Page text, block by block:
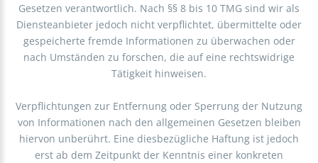
Gesetzen verantwortlich. Nach §§ 8 bis 10 TMG sind wir als
Diensteanbieter jedoch nicht verpflichtet, übermittelte oder
gespeicherte fremde Informationen zu überwachen oder
nach Umständen zu forschen, die auf eine rechtswidrige
Tätigkeit hinweisen.
Verpflichtungen zur Entfernung oder Sperrung der Nutzung
von Informationen nach den allgemeinen Gesetzen bleiben
hiervon unberührt. Eine diesbezügliche Haftung ist jedoch
erst ab dem Zeitpunkt der Kenntnis einer konkreten